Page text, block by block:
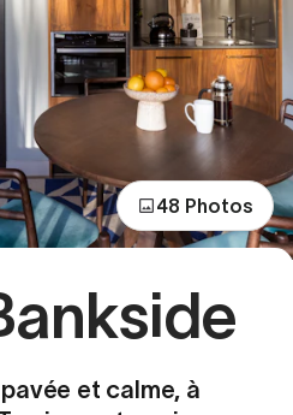
48 Photos
et calme, à